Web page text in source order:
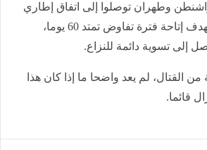
وطهران توصلوا إلى اتفاق إطاري
في منتصف يونيو، بهدف إتاحة فترة تفاوض تمتد 60 يوما،
إلى تسوية دائمة للنزاع.
القتال، لم يعد واضحا ما إذا كان هذا
قائما.